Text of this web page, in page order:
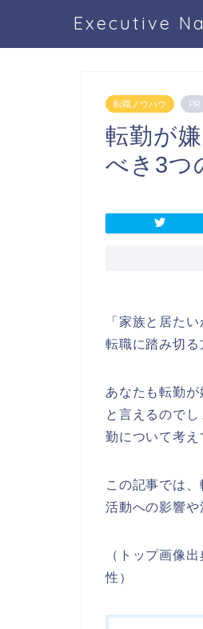
Executive
転職ノウハウ PR
転勤が
べき3つ
「家族と居た
転職に踏み切る
あなたも転勤
と言えるので
勤について考え
この記事では
活動への影響や
（トップ画像
性）